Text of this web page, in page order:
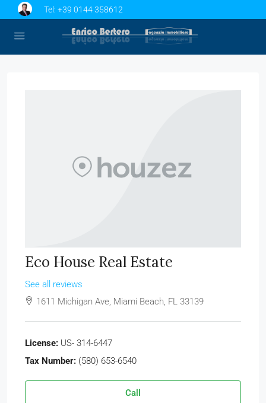
Tel: +39 0144 358612
Eco House Real Estate
See all reviews
1611 Michigan Ave, Miami Beach, FL 33139
License: US- 314-6447
Tax Number: (580) 653-6540
Call